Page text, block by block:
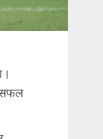
सफल